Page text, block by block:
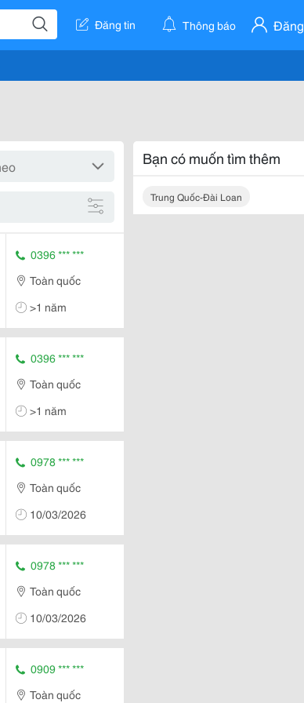
Đăng tin Thông báo
0396 *** ***
Toàn quốc
>1 năm
0396 *** ***
Toàn quốc
>1 năm
0978 *** ***
Toàn quốc
10/03/2026
0978 *** ***
Toàn quốc
10/03/2026
0909 *** ***
Toàn quốc
Bạn có muốn tìm thêm
Trung Quốc-Đài Loan